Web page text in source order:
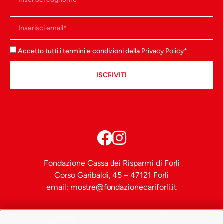
Accetto tutti i termini e condizioni della Privacy Policy*
ISCRIVITI
Fondazione Cassa dei Risparmi di Forlì
Corso Garibaldi, 45 – 47121 Forlì
email: mostre@fondazionecariforli.it